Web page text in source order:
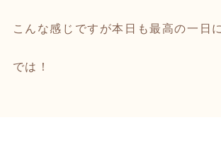
こんな感じですが本日も最高の一日
では！